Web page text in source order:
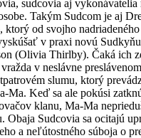
sudcovia aj vykonávatelia
Takým Sudcom je aj
ktorý od svojho nadriadeného
v praxi novú Sudkyňu
(Olivia Thirlby). Čaká ich
v neslávne preslávenom
slumu, ktorý
Ma. Keď sa ale pokúsi
klanu, Ma-Ma
Obaja Sudcovia sa ocitajú
a neľútostného súboja o